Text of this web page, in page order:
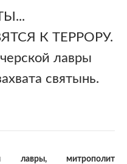
К ТЕРРОРУ.
лавры
святынь.
лавры, митрополит